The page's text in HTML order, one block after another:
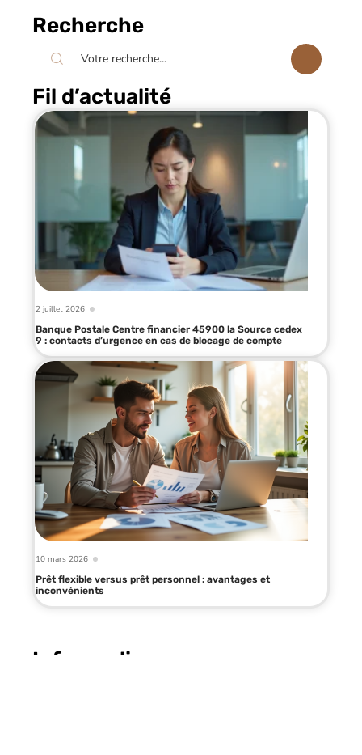
Recherche
Fil d’actualité
2 juillet 2026
Banque Postale Centre financier 45900 la Source cedex
9 : contacts d’urgence en cas de blocage de compte
10 mars 2026
Prêt flexible versus prêt personnel : avantages et
inconvénients
Infos en live